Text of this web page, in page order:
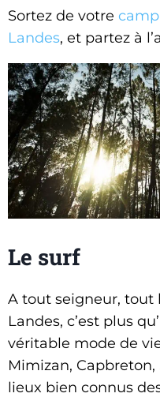
Sortez de votre
Landes, et partez à
Le surf
A tout seigneur, tout
Landes, c’est plus
véritable mode de
Mimizan,
lieux bien connus